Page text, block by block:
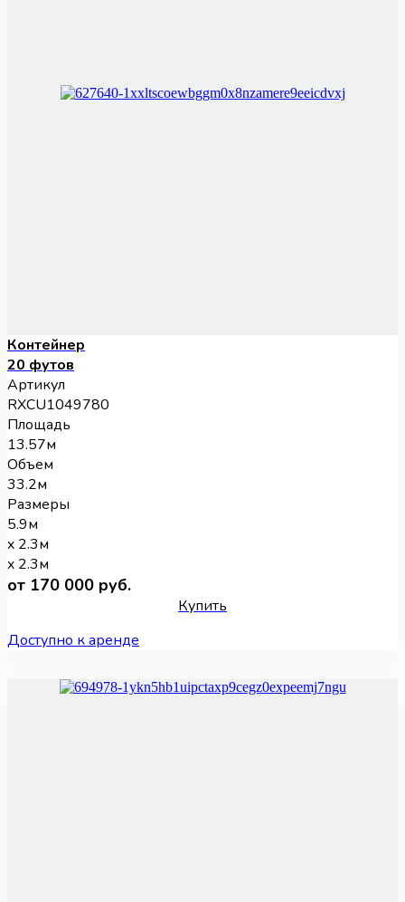
Контейнер
20 футов
Артикул
RXCU1049780
Площадь
13.57м
Объем
33.2м
Размеры
5.9м
x 2.3м
x 2.3м
от 170 000 руб.
Купить
Доступно к аренде